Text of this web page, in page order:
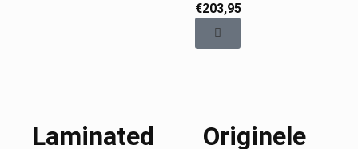
€203,95
Laminated
Originele